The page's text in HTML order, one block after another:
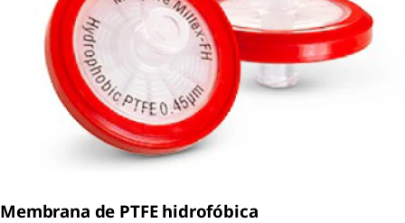
Membrana de PTFE hidrofóbica